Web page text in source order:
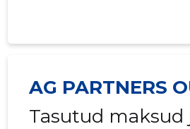
AG PARTNERS
Tasutud maksud